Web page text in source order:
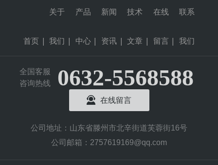
首页
关于
我们
产品
中心
新闻
资讯
技术
文章
在线
留言
联系
我们
全国客服
咨询热线
0632-5568588
在线留言
公司地址：山东省滕州市北辛街道芙蓉街16号
公司邮箱：2757619169@qq.com